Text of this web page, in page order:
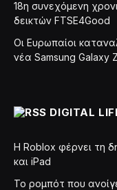
18η συνεχόμενη
δεικτών FTSE4Good
Οι Ευρωπαίοι
νέα Samsung Galaxy
DIGITAL
Η Roblox φέρνει τη
και iPad
Το ρομπότ που